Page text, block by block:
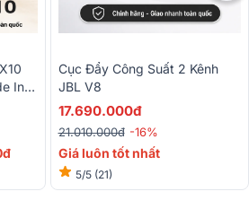
In
Cục Đẩy Công Suất 2 Kênh
JBL V8
17.690.000đ
21.010.000đ -16%
Giá luôn tốt nhất
5/5 (21)